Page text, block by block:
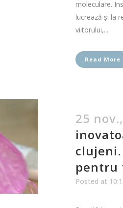
moleculare.
lucrează și la
viitorului,...
Read More
25
pentru
Posted at